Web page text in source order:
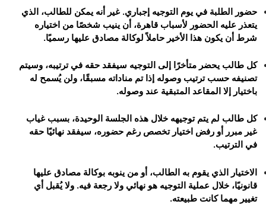
نماذج ما بعد التدرج
ميثاق الأداب والأخلاقيات الجامعية
حضور الطلبة في يوم التوجيه إجباري. غير أنه يمكن للطالب، الذي
يتعذر عليه الحضور لأسباب قاهرة، أن ينيب شخصًا من اختياره
شرط أن يكون هذا الأخير حاملاً لوكالة مصادق عليها رسميًا.
كل طالب يحضر متأخرًا إلى التوجيه سيفقد حقه في ترتيبه، وسيتم
تصنيفه حسب ترتيب وصوله إذا تم مناداته مسبقًا، ولن يُسمح له
باختيار إلا المقاعد المتبقية عند وصوله.
كل طالب لم يتم توجيهه خلال هذه الجلسة الوحيدة، بسبب غياب
غير مبرر أو رفض اختيار تخصص رغم حضوره، سيفقد نهائيًا حقه
في الترتيب.
الاختيار الذي يقوم به الطالب، أو من ينوبه بوكالة مصادق عليها
قانونيًا، خلال عملية التوجيه هو نهائي ولا رجعة فيه. ولا يُقبل أي
تغيير مهما كانت طبيعته.